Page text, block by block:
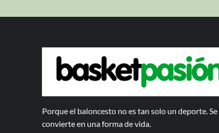
Porque el baloncesto no es tan solo un deporte. Se
convierte en una forma de vida.